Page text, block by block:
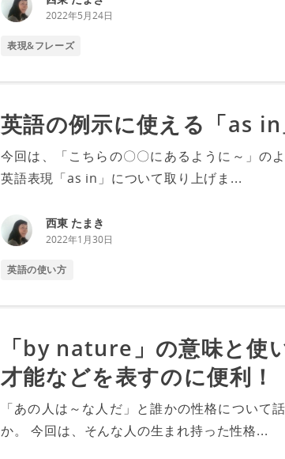
2022年5月24日
表現&フレーズ
英語の例示に使える「as
今回は、「こちらの〇〇にあるように～」の
英語表現「as in」について取り上げま...
西東 たまき
2022年1月30日
英語の使い方
「by nature」の意味と使
才能などを表すのに便利！
「あの人は～な人だ」と誰かの性格について
か。 今回は、そんな人の生まれ持った性格...